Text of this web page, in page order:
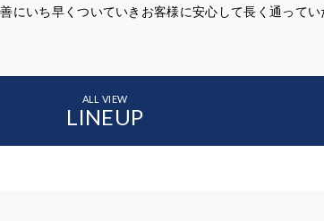
にいち早くついていきお客様に安心して長く通って
ALL VIEW
LINEUP